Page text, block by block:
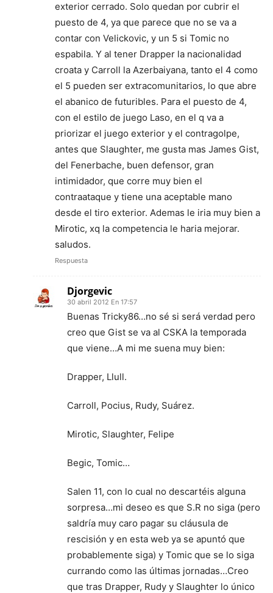
exterior cerrado. Solo quedan por cubrir el
puesto de 4, ya que parece que no se va a
contar con Velickovic, y un 5 si Tomic no
espabila. Y al tener Drapper la nacionalidad
croata y Carroll la Azerbaiyana, tanto el 4 como
el 5 pueden ser extracomunitarios, lo que abre
el abanico de futuribles. Para el puesto de 4,
con el estilo de juego Laso, en el q va a
priorizar el juego exterior y el contragolpe,
antes que Slaughter, me gusta mas James Gist,
del Fenerbache, buen defensor, gran
intimidador, que corre muy bien el
contraataque y tiene una aceptable mano
desde el tiro exterior. Ademas le iria muy bien a
Mirotic, xq la competencia le haria mejorar.
saludos.
Respuesta
Djorgevic
30 abril 2012 En 17:57
Buenas Tricky86…no sé si será verdad pero
creo que Gist se va al CSKA la temporada
que viene…A mi me suena muy bien:
Drapper, Llull.
Carroll, Pocius, Rudy, Suárez.
Mirotic, Slaughter, Felipe
Begic, Tomic…
Salen 11, con lo cual no descartéis alguna
sorpresa…mi deseo es que S.R no siga (pero
saldría muy caro pagar su cláusula de
rescisión y en esta web ya se apuntó que
probablemente siga) y Tomic que se lo siga
currando como las últimas jornadas…Creo
que tras Drapper, Rudy y Slaughter lo único